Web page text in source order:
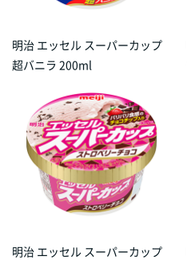
明治 エッセル スーパーカップ
超バニラ 200ml
明治 エッセル スーパーカップ